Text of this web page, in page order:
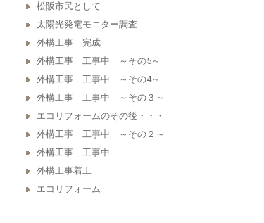
松阪市民として
太陽光発電モニター調査
外構工事 完成
外構工事 工事中 ～その5～
外構工事 工事中 ～その4～
外構工事 工事中 ～その３～
エコリフォームのその後・・・
外構工事 工事中 ～その２～
外構工事 工事中
外構工事着工
エコリフォーム